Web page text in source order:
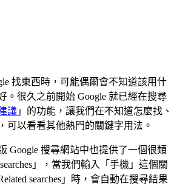
找東西時，可能偶爾會不知道該用什
。很久之前開始 Google 就已經在搜尋
議 」的功能，讓我們在不知道怎麼找、
可以看看其他熱門的關鍵字用法。
Google 搜尋網站中也提供了一個很類
」，當我們輸入「手機」這個關
searches」時，會自動在搜尋結果